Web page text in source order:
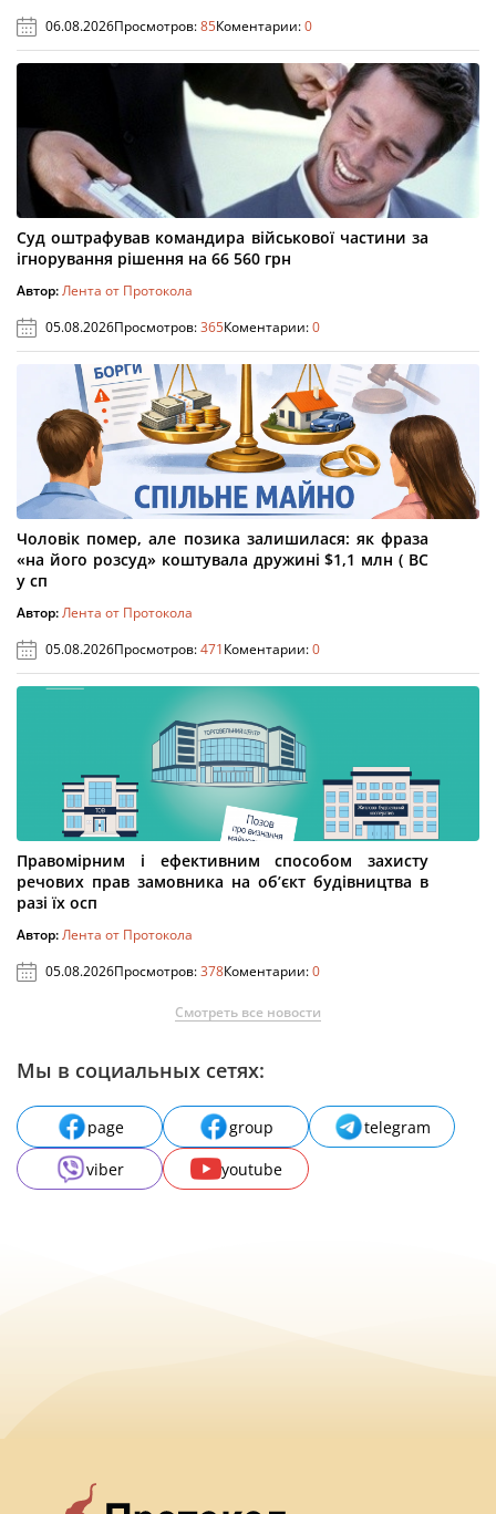
06.08.2026Просмотров:85Коментарии:0
Суд оштрафував командира військової частини за
ігнорування рішення на 66 560 грн
Автор:Лента от Протокола
05.08.2026Просмотров:365Коментарии:0
Чоловік помер, але позика залишилася: як фраза
«на його розсуд» коштувала дружині $1,1 млн ( ВС
у сп
Автор:Лента от Протокола
05.08.2026Просмотров:471Коментарии:0
Правомірним і ефективним способом захисту
речових прав замовника на об’єкт будівництва в
разі їх осп
Автор:Лента от Протокола
05.08.2026Просмотров:378Коментарии:0
Смотреть все новости
Мы в социальных сетях:
page group
telegram
viber
youtube